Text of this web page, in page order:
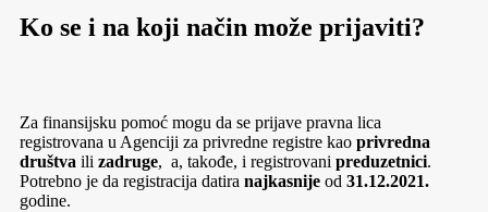
Ko se i na koji način može prijaviti?
Za finansijsku pomoć mogu da se prijave pravna lica
registrovana u Agenciji za privredne registre kao privredna
društva ili zadruge, a, takođe, i registrovani preduzetnici.
Potrebno je da registracija datira najkasnije od 31.12.2021.
godine.